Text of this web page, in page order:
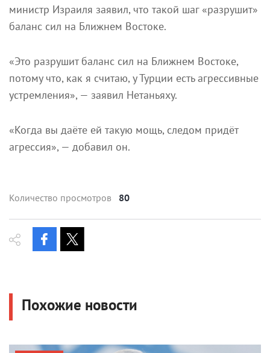
министр Израиля заявил, что такой шаг «разрушит»
баланс сил на Ближнем Востоке.
«Это разрушит баланс сил на Ближнем Востоке,
потому что, как я считаю, у Турции есть агрессивные
устремления», — заявил Нетаньяху.
«Когда вы даёте ей такую мощь, следом придёт
агрессия», — добавил он.
Количество просмотров 80
Похожие новости